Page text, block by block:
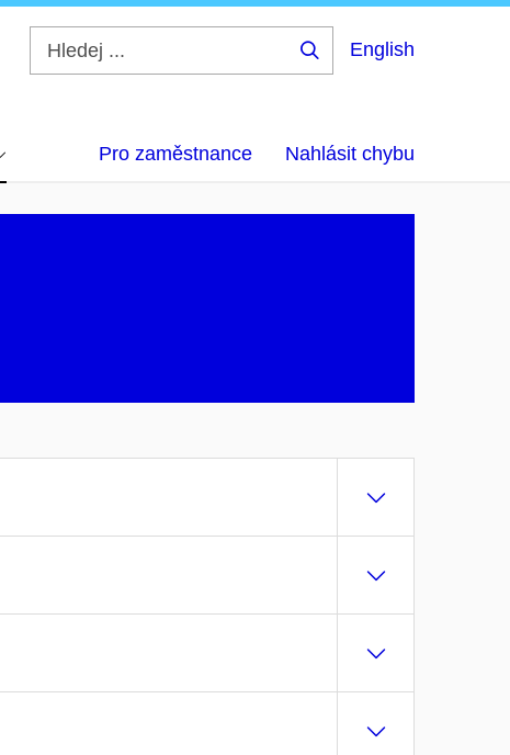
English
Pro zaměstnance Nahlásit chybu